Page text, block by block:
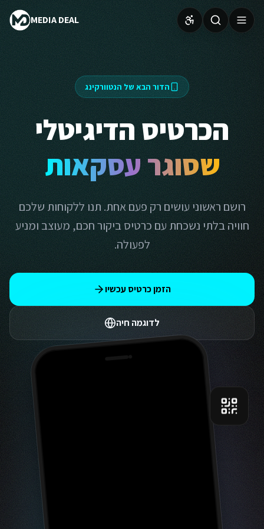
MEDIA DEAL
הדור הבא של הנטוורקינג
הכרטיס הדיגיטלי
שסוגר עסקאות
רושם ראשוני עושים רק פעם אחת. תנו ללקוחות שלכם
חוויה בלתי נשכחת עם כרטיס ביקור חכם, מעוצב ומניע
לפעולה.
הזמן כרטיס עכשיו
לדוגמה חיה